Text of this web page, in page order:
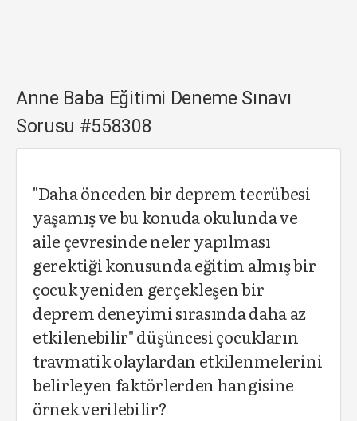
Anne Baba Eğitimi Deneme Sınavı
Sorusu #558308
"Daha önceden bir deprem tecrübesi
yaşamış ve bu konuda okulunda ve
aile çevresinde neler yapılması
gerektiği konusunda eğitim almış bir
çocuk yeniden gerçekleşen bir
deprem deneyimi sırasında daha az
etkilenebilir" düşüncesi çocukların
travmatik olaylardan etkilenmelerini
belirleyen faktörlerden hangisine
örnek verilebilir?